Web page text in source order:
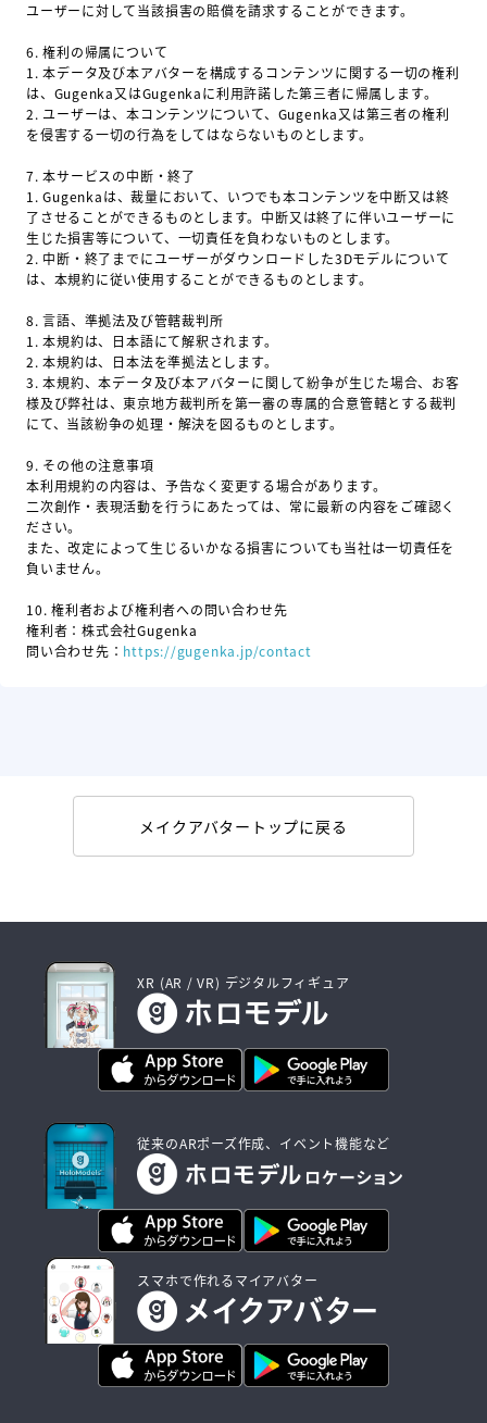
ユーザーに対して当該損害の賠償を請求することができます。
6.権利の帰属について
1. 本データ及び本アバターを構成するコンテンツに関する一切の権利
は、Gugenka又はGugenkaに利用許諾した第三者に帰属します。
2. ユーザーは、本コンテンツについて、Gugenka又は第三者の権利
を侵害する一切の行為をしてはならないものとします。
7.本サービスの中断・終了
1. Gugenkaは、裁量において、いつでも本コンテンツを中断又は終
了させることができるものとします。中断又は終了に伴いユーザーに
生じた損害等について、一切責任を負わないものとします。
2. 中断・終了までにユーザーがダウンロードした3Dモデルについて
は、本規約に従い使用することができるものとします。
8.言語、準拠法及び管轄裁判所
1.本規約は、日本語にて解釈されます。
2.本規約は、日本法を準拠法とします。
3. 本規約、本データ及び本アバターに関して紛争が生じた場合、お客
様及び弊社は、東京地方裁判所を第一審の専属的合意管轄とする裁判
にて、当該紛争の処理・解決を図るものとします。
9. その他の注意事項
本利用規約の内容は、予告なく変更する場合があります。
二次創作・表現活動を行うにあたっては、常に最新の内容をご確認く
ださい。
また、改定によって生じるいかなる損害についても当社は一切責任を
負いません。
10.権利者および権利者への問い合わせ先
権利者：株式会社Gugenka
問い合わせ先： https://gugenka.jp/contact
メイクアバタートップに戻る
XR (AR / VR) デジタルフィギュア
従来のARポーズ作成、イベント機能など
スマホで作れるマイアバター